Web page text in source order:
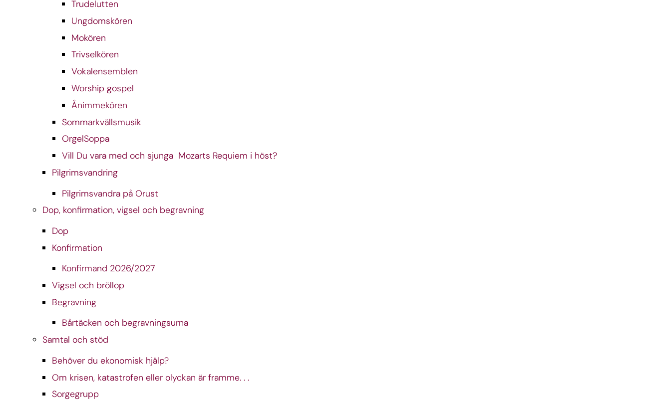
Trudelutten
Ungdomskören
Mokören
Trivselkören
Vokalensemblen
Worship gospel
Ånimmekören
Sommarkvällsmusik
OrgelSoppa
Vill Du vara med och sjunga Mozarts Requiem i höst?
Pilgrimsvandring
Pilgrimsvandra på Orust
Dop, konfirmation, vigsel och begravning
Dop
Konfirmation
Konfirmand 2026/2027
Vigsel och bröllop
Begravning
Bårtäcken och begravningsurna
Samtal och stöd
Behöver du ekonomisk hjälp?
Om krisen, katastrofen eller olyckan är framme. . .
Sorgegrupp